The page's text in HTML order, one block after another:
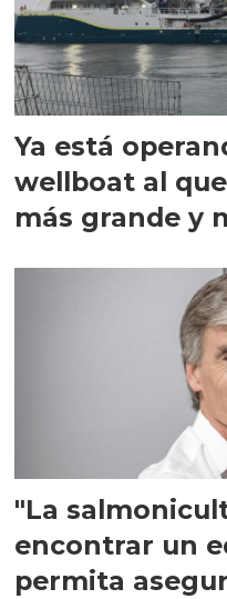
Ya está
wellboat al
más grande y
"La
encontrar un
permita